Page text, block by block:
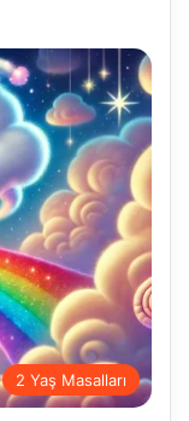
2 Yaş Masalları